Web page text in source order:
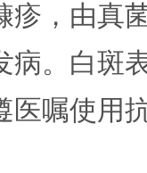
疹，由真
病。白斑
医嘱使用